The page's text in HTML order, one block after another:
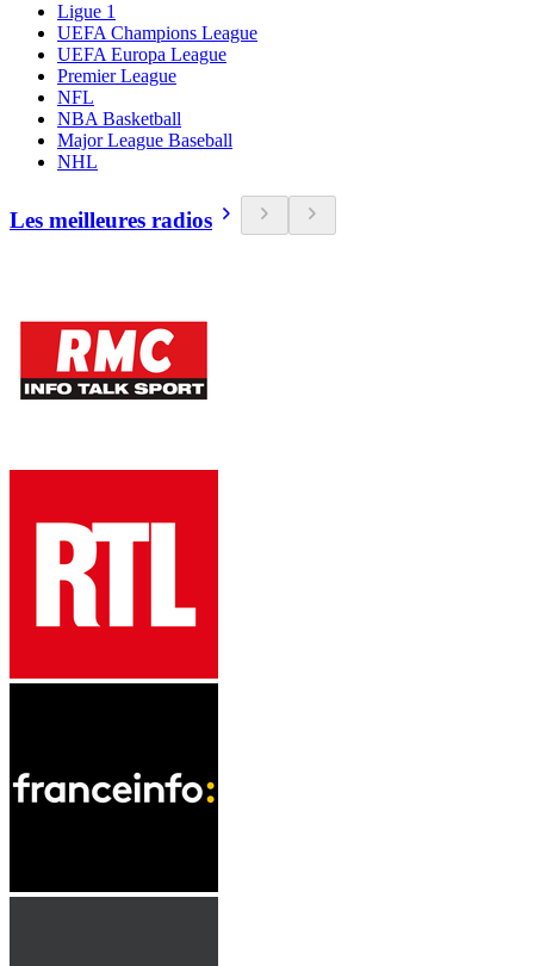
Ligue 1
UEFA Champions League
UEFA Europa League
Premier League
NFL
NBA Basketball
Major League Baseball
NHL
Les meilleures radios